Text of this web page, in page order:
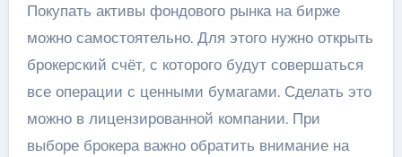
Покупать активы фондового рынка на бирже
можно самостоятельно. Для этого нужно открыть
брокерский счёт, с которого будут совершаться
все операции с ценными бумагами. Сделать это
можно в лицензированной компании. При
выборе брокера важно обратить внимание на